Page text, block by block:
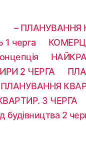
– ПЛАНУВАННЯ
черга​
2 ЧЕРГА
ПЛАНУВАННЯ
3 ЧЕРГА​
будівництва 2